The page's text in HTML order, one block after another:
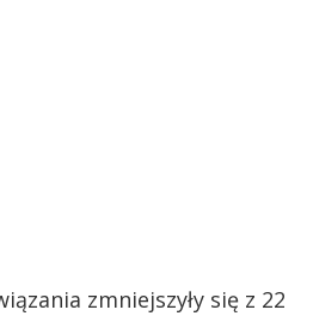
zmniejszyły się z 22